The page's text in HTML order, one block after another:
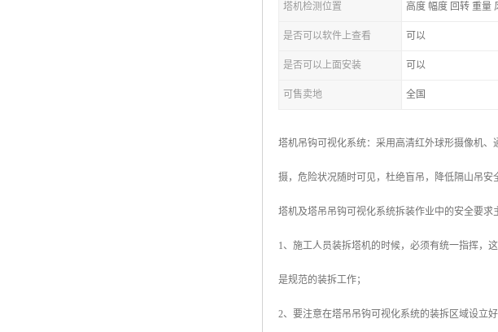
塔机检测位置 高度 幅度 回转 重量
是否可以软件上查看 可以
是否可以上面安装 可以
可售卖地 全国
塔机吊钩可视化系统：采用高清红外球形摄像机
摄，危险状况随时可见，杜绝盲吊，降低隔山吊安
塔机及塔吊吊钩可视化系统拆装作业中的安全要求
1、施工人员装拆塔机的时候，必须有统一指挥，
是规范的装拆工作；
2、要注意在塔吊吊钩可视化系统的装拆区域设立